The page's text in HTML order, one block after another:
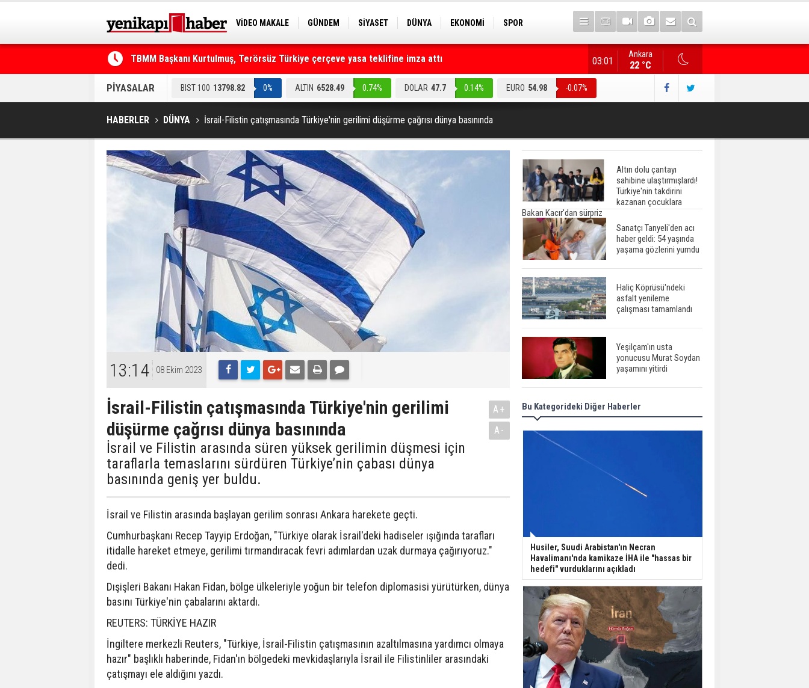
VİDEO MAKALE GÜNDEM SİYASET DÜNYA EKONOMİ
SPOR
TBMM Başkanı Kurtulmuş, Terörsüz Türkiye çerçeve yasa teklifine imza attı
Telefonla arayıp "RTÜK'ten geliyoruz" dediler: Medyayı hedef alan akılalmaz tuzak ifşa oldu
"Terörsüz Türkiye" düzenlemesi... AK Parti heyeti,
Ankara
22 °C
03:01
PİYASALAR BIST 100 13798.82 0% ALTIN 6528.49 0.74% DOLAR 47.7 0.14% EURO 54.98 -0.07%
HABERLER DÜNYA İsrail-Filistin çatışmasında Türkiye'nin gerilimi düşürme çağrısı dünya basınında
13:14 08 Ekim 2023
İsrail-Filistin çatışmasında Türkiye'nin gerilimi
düşürme çağrısı dünya basınında
İsrail ve Filistin arasında süren yüksek gerilimin düşmesi için
taraflarla temaslarını sürdüren Türkiye’nin çabası dünya
basınında geniş yer buldu.
A+
A-
İsrail ve Filistin arasında başlayan gerilim sonrası Ankara harekete geçti.
Cumhurbaşkanı Recep Tayyip Erdoğan, "Türkiye olarak İsrail'deki hadiseler ışığında tarafları
itidalle hareket etmeye, gerilimi tırmandıracak fevri adımlardan uzak durmaya çağırıyoruz."
dedi.
Dışişleri Bakanı Hakan Fidan, bölge ülkeleriyle yoğun bir telefon diplomasisi yürütürken, dünya
basını Türkiye'nin çabalarını aktardı.
REUTERS: TÜRKİYE HAZIR
İngiltere merkezli Reuters, "Türkiye, İsrail-Filistin çatışmasının azaltılmasına yardımcı olmaya
hazır" başlıklı haberinde, Fidan'ın bölgedeki mevkidaşlarıyla İsrail ile Filistinliler arasındaki
çatışmayı ele aldığını yazdı.
Altın dolu çantayı
sahibine ulaştırmışlardı!
Türkiye'nin takdirini
kazanan çocuklara
Bakan Kacır'dan sürpriz
Sanatçı Tanyeli'den acı
haber geldi: 54 yaşında
yaşama gözlerini yumdu
Haliç Köprüsü'ndeki
asfalt yenileme
çalışması tamamlandı
Yeşilçam'ın usta
yonucusu Murat Soydan
yaşamını yitirdi
Meral Akşener ile
Müsavat Dervişoğlu
cenazede görüntülendi
gerçekleşiyor...
Dondurulmuş insanları
hayata döndürecek keşif
Ünlü türkücü Mahmut
Tuncer estetik
operasyon geçirdi: Son
hali gündem oldu
Yerli turist 229,7 milyar
lira seyahat harcaması
yaptı
Bu Kategorideki Diğer Haberler
Husiler, Suudi Arabistan'ın Necran
Havalimanı'nda kamikaze İHA ile "hassas bir
hedefi" vurduklarını açıkladı